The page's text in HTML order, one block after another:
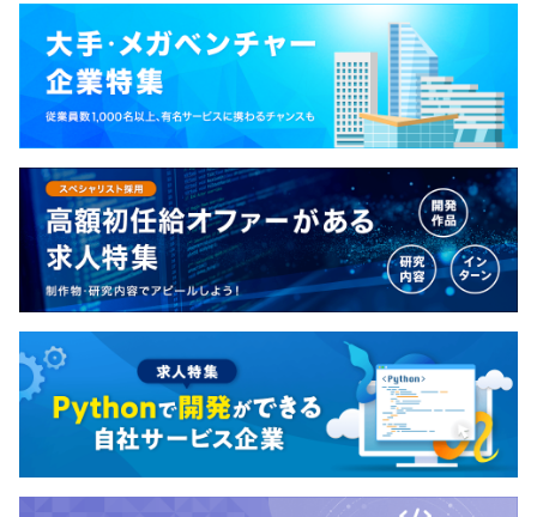
する環境を整えています。
【開発環境】
・サーバ：WindowsServer、GCP
・OS：Windows、Linuxなど
・言語：C#、C++、JavaScriptなど
・フレームワーク：Ruby on Rails、jQuery、Vue.js
・DB：SQLServer、Oracle、PostgreSQLなど
・バージョン管理：GitBucket
長感とおもしろさがあります。 自分が携わったシス
テムの評価を直接聞くことができるのも魅力の1つで
す。 また、週3日の在宅勤務やフレックス制を採用し
ていますので、自由なスタイルで開発業務をおこな
っていただけます。